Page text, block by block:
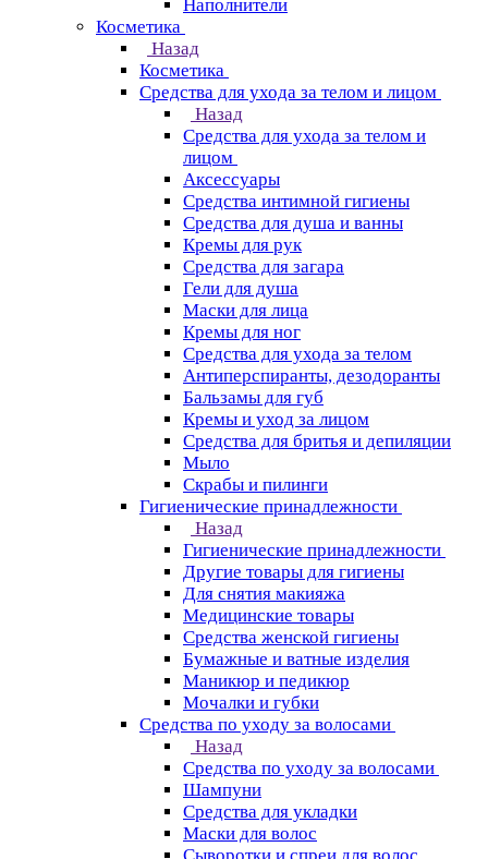
Наполнители
Косметика
Назад
Косметика
Средства для ухода за телом и лицом
Назад
Средства для ухода за телом и
лицом
Аксессуары
Средства интимной гигиены
Средства для душа и ванны
Кремы для рук
Средства для загара
Гели для душа
Маски для лица
Кремы для ног
Средства для ухода за телом
Антиперспиранты, дезодоранты
Бальзамы для губ
Кремы и уход за лицом
Средства для бритья и депиляции
Мыло
Скрабы и пилинги
Гигиенические принадлежности
Назад
Гигиенические принадлежности
Другие товары для гигиены
Для снятия макияжа
Медицинские товары
Средства женской гигиены
Бумажные и ватные изделия
Маникюр и педикюр
Мочалки и губки
Средства по уходу за волосами
Назад
Средства по уходу за волосами
Шампуни
Средства для укладки
Маски для волос